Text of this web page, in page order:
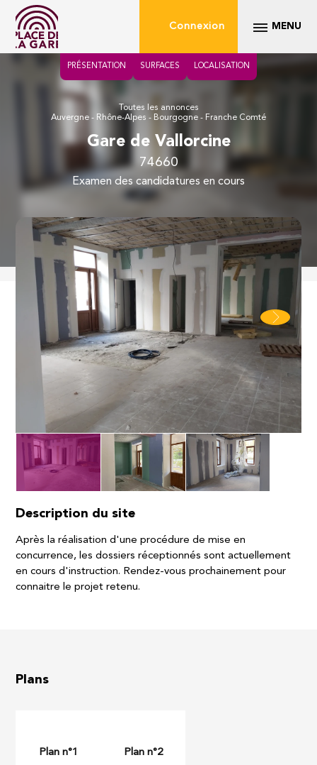
MENU
Connexion
Gare de Vallorcine
74660
examen des candidatures en cours
Toutes les annonces
Auvergne - Rhône-Alpes - Bourgogne - Franche Comté
PRÉSENTATION SURFACES LOCALISATION
Description du site
Après la réalisation d'une procédure de mise en
concurrence, les dossiers réceptionnés sont actuellement
en cours d'instruction. Rendez-vous prochainement pour
connaitre le projet retenu.
Plans